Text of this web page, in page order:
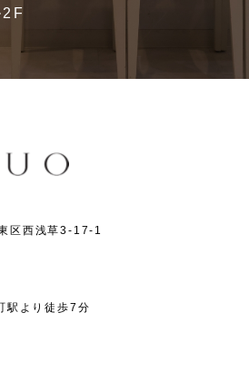
2F
区西浅草3-17-1
駅より徒歩7分